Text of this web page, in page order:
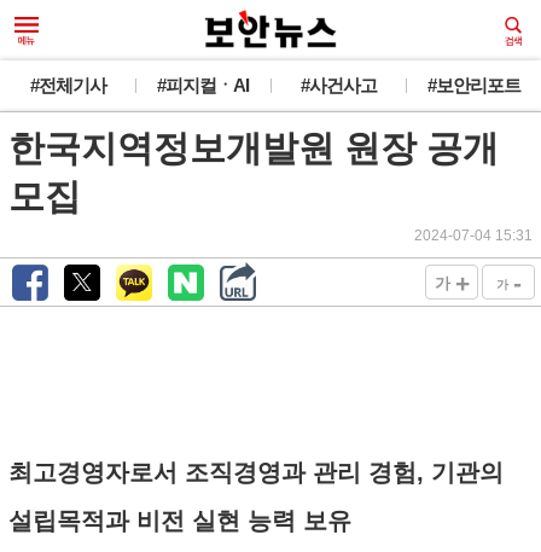
#전체기사 #피지컬ㆍAI #사건사고 #보안리포트
한국지역정보개발원 원장 공개
모집
2024-07-04 15:31
가 + 가 -
최고경영자로서 조직경영과 관리 경험, 기관의
설립목적과 비전 실현 능력 보유